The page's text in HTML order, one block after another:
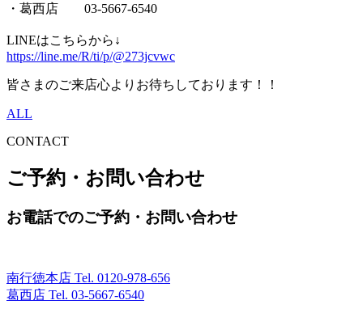
・葛西店 03-5667-6540
LINEはこちらから↓
https://line.me/R/ti/p/@273jcvwc
皆さまのご来店心よりお待ちしております！！
ALL
CONTACT
ご予約・お問い合わせ
お電話でのご予約・お問い合わせ
南行徳本店 Tel. 0120-978-656
葛西店 Tel. 03-5667-6540